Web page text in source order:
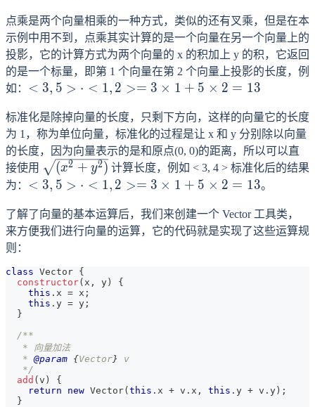
3>
点乘是两个向量相乘的一种方式，类似的还有叉乘，但是在本
示例中用不到，点乘其实计算的是一个向量在另一个向量上的
投影，它的计算方式为两个向量的 x 的积加上 y 的积，它返回
的是一个标量，即第 1 个向量在第 2 个向量上投影的长度，例
如： <3,
\cdot
<1,
2> =
3
\times
\times
2 =
< 3, 5 > ⋅ < 1, 2 >= 3 × 1 + 5 × 2 = 13
标准化是除掉向量的长度，只剩下方向，这样的向量它的长度
为 1，称为单位向量，标准化的过程是让 x 和 y 分别除以向量
的长度，因为向量表示的是和原点(0, 0)的距离，所以可以直
接使用 \sqrt{(x^2
+ y^2)}
(x2 + y2 ) 计算长度，例如 < 3, 4 > 标准化后的结果
为： <3,
\cdot
<1,
\times
1 + 5
\times
2 =
13
< 3, 5 > ⋅ < 1, 2 >= 3 × 1 + 5 × 2 = 13。
了解了向量的基本运算后，我们来创建一个 Vector 工具类，
来方便我们进行向量的运算，它的代码就是实现了这些运算规
则：
class Vector {
constructor( x , y )
{
this . x = x ;
this . y = y ;
}
/**
   * 向量加法
   *
@param {Vector}
v
   */
add ( v )
{
return
new Vector( this . x + v . x , this . y + v . y ) ;
}